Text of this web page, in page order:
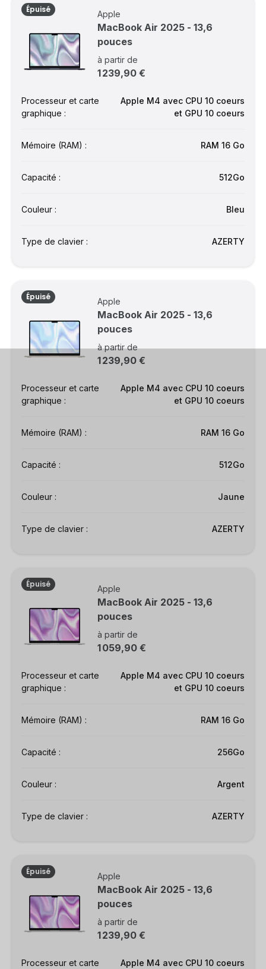
Épuisé Apple
MacBook Air 2025 - 13,6
pouces
à partir de
1 239,90 €
Processeur et carte
graphique :
Apple M4 avec CPU 10 coeurs
et GPU 10 coeurs
Mémoire (RAM) : RAM 16 Go
Capacité : 512Go
Couleur : Bleu
Type de clavier : AZERTY
Épuisé Apple
MacBook Air 2025 - 13,6
pouces
à partir de
1 239,90 €
Processeur et carte
graphique :
Apple M4 avec CPU 10 coeurs
et GPU 10 coeurs
Mémoire (RAM) : RAM 16 Go
Capacité : 512Go
Couleur : Jaune
Type de clavier : AZERTY
Épuisé Apple
MacBook Air 2025 - 13,6
pouces
à partir de
1 059,90 €
Processeur et carte
graphique :
Apple M4 avec CPU 10 coeurs
et GPU 10 coeurs
Mémoire (RAM) : RAM 16 Go
Capacité : 256Go
Couleur : Argent
Type de clavier : AZERTY
Épuisé Apple
MacBook Air 2025 - 13,6
pouces
à partir de
1 239,90 €
Processeur et carte
Apple M4 avec CPU 10 coeurs